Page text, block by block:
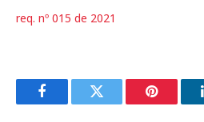
req. nº 015 de 2021
FacebookTwitter Pinterest